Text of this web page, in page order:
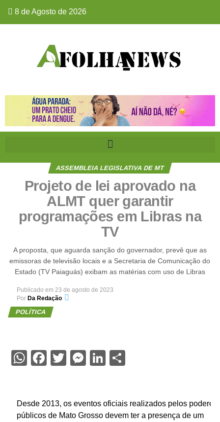
8 de Agosto de 2026
ASSEMBLEIA LEGISLATIVA DE MT
Projeto de lei aprovado na
ALMT quer garantir
programações em Libras na
TV
A proposta, que aguarda sanção do governador, prevê que as
emissoras de televisão locais e a Secretaria de Comunicação do
Estado (TV Paiaguás) exibam as matérias com uso de Libras
Publicado em 23 de agosto de 2023
Por Da Redação
POLÍTICA
WhatsApp
Facebook
Twitter
Messenger
LinkedIn
Share
Desde 2013, os eventos oficiais realizados pelos poderes
públicos de Mato Grosso devem ter a presença de um